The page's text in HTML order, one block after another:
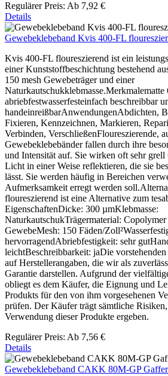
Regulärer Preis: Ab 7,92 €
Details
Gewebeklebeband Kvis 400-FL
Kvis 400-FL floureszierend ist ein
einer Kunststoffbeschichtung bestehend
150 mesh Gewebeträger und einer
abriebfestwasserfesteinfach beschreibbar
handeinreißbarAnwendungenAbdichten,
Fixieren, Kennzeichnen, Markieren,
Verbinden, VerschließenFloureszierende,
Gewebeklebebänder fallen durch ihre
und Intensität auf. Sie wirken oft sehr
Licht in einer Weise reflektieren, die sie
lässt. Sie werden häufig in Bereichen
Aufmerksamkeit erregt werden
floureszierend ist eine Alternative zum
EigenschaftenDicke: 300 µmKlebmasse:
NaturkautschukTrägermaterial: Copolymer
GewebeMesh: 150 Fäden/
hervorragendAbriebfestigkeit: sehr
leichtBeschreibbarkeit: jaDie
auf Herstellerangaben, die wir als
Garantie darstellen. Aufgrund der
obliegt es dem Käufer, die Eignung und
Produkts für den von ihm vorgesehenen
prüfen. Der Käufer trägt sämtliche
Verwendung dieser Produkte ergeben.
Regulärer Preis: Ab 7,56 €
Details
Gewebeklebeband CAKK 80M-GP